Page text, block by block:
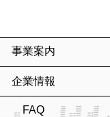
事業案内
企業情報
FAQ